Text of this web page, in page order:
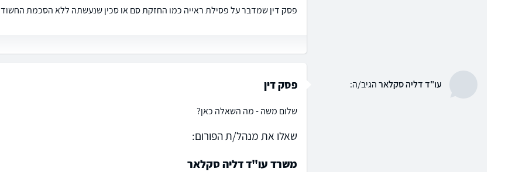
פסק דין שמדבר על פסילת ראייה כמו החזקת סם או סכין שנעשתה ללא הסכמת החשוד
עו"ד דליה סקלארהגיב/ה: פסק דין
שלום משה - מה השאלה כאן?
שאלו את מנהל/ת הפורום:
משרד עו"ד דליה סקלאר